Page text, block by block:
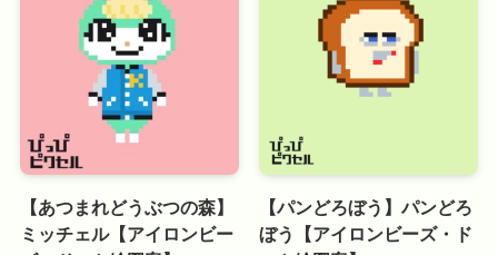
【あつまれどうぶつの森】
ミッチェル【アイロンビー
【パンどろぼう】パンどろ
ぼう【アイロンビーズ・ド